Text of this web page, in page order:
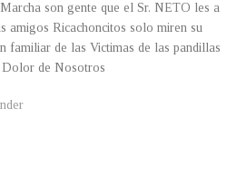
son gente que el Sr. NETO les a
amigos Ricachoncitos solo miren su
familiar de las Victimas de las pandillas
Dolor de Nosotros